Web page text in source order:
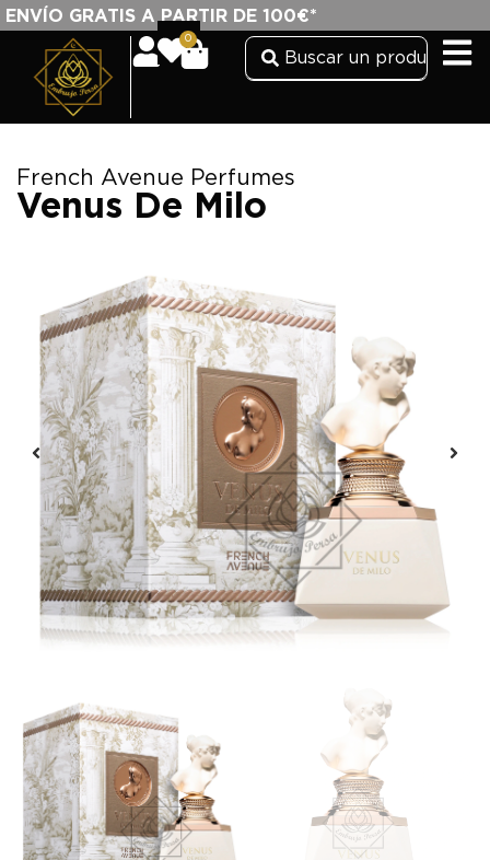
ENVÍO GRATIS A PARTIR DE 100€*
0
French Avenue Perfumes
Venus De Milo